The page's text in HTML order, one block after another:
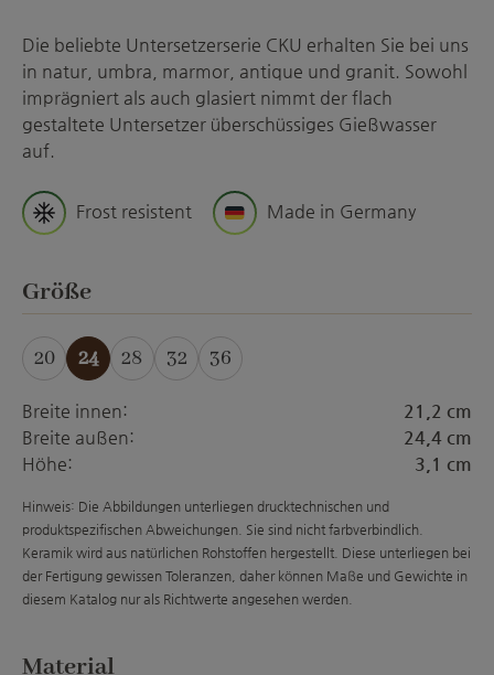
Die beliebte Untersetzerserie CKU erhalten Sie bei uns
in natur, umbra, marmor, antique und granit. Sowohl
imprägniert als auch glasiert nimmt der flach
gestaltete Untersetzer überschüssiges Gießwasser
auf.
Frost resistent Made in Germany
Größeauswählen
20 24 28 32 36
Breite innen:
21,2 cm
Breite außen:
24,4 cm
Höhe:
3,1 cm
Hinweis: Die Abbildungen unterliegen drucktechnischen und
produktspezifischen Abweichungen. Sie sind nicht farbverbindlich.
Keramik wird aus natürlichen Rohstoffen hergestellt. Diese unterliegen bei
der Fertigung gewissen Toleranzen, daher können Maße und Gewichte in
diesem Katalog nur als Richtwerte angesehen werden.
Materialauswählen